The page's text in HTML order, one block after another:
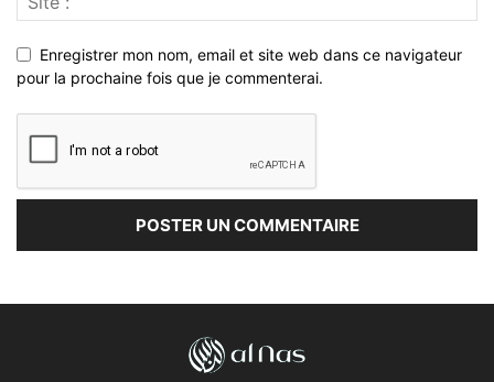
Enregistrer mon nom, email et site web dans ce navigateur
pour la prochaine fois que je commenterai.